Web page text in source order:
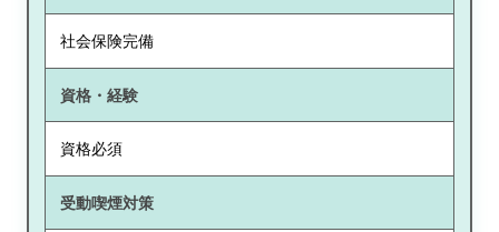
社会保険完備
資格・経験
資格必須
受動喫煙対策